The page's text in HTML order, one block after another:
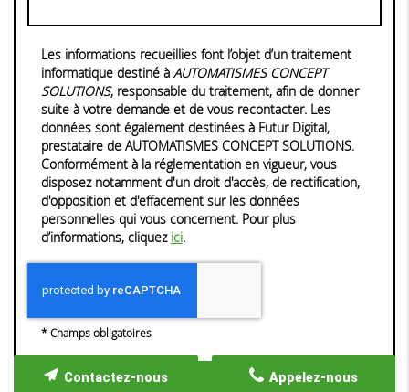
Les informations recueillies font l’objet d’un traitement
informatique destiné àAUTOMATISMES CONCEPT
SOLUTIONS, responsable du traitement, afin de donner
suite à votre demande et de vous recontacter. Les
données sont également destinées à Futur Digital,
prestataire de AUTOMATISMES CONCEPT SOLUTIONS.
Conformément à la réglementation en vigueur, vous
disposez notamment d'un droit d'accès, de rectification,
d'opposition et d'effacement sur les données
personnelles qui vous concernent. Pour plus
d’informations, cliquez ici.
*Champs obligatoires
Appelez-nous
Contactez-nous